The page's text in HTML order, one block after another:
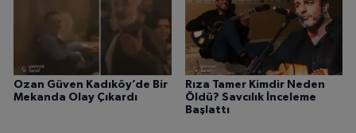
Ozan Güven Kadıköy’de Bir
Mekanda Olay Çıkardı
Rıza Tamer Kimdir Neden
Öldü? Savcılık İnceleme
Başlattı